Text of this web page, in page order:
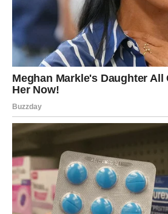
Odnos postaje stabilniji, ozbiljniji,
ali ne samo fizička – već
Ako ste slobodni
Moguće je poznanstvo koje nosi
puta hemija dolazi uz sigurnost.
Škorpija sada voli jače nego ikada –
pristajete na polovično.